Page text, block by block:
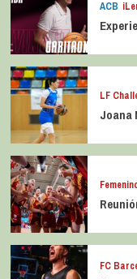
ACB
LF
Joana
FC